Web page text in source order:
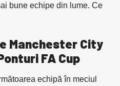
bune echipe din lume. Ce
Manchester City
FA Cup
echipă în meciul